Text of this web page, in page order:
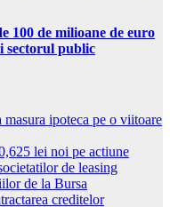
100 de milioane de euro
sectorul public
ipoteca pe o viitoare
lei noi pe actiune
de leasing
de la Bursa
creditelor